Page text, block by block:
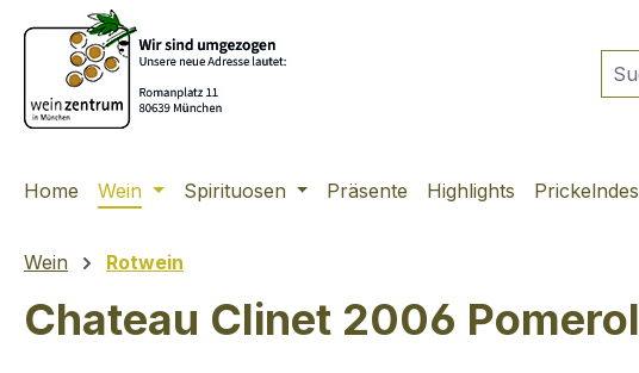
Hauptinhalt springen
Zur Suche springen
Zur Hauptnavigation springen
Home Wein Spirituosen Präsente Highlights Prickelndes
Wein Rotwein
Chateau Clinet 2006 Pomerol